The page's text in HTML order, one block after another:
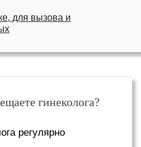
для вызова и
гинеколога?
регулярно